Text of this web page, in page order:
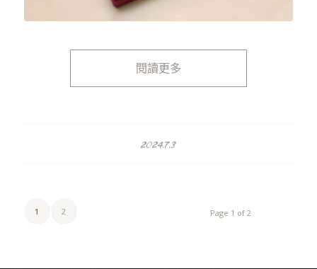
閱讀更多
2024.7.3
Page 1 of 2
1 2